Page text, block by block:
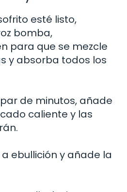
esté listo,
bomba,
para que se mezcle
y absorba todos los
de minutos, añade
caliente y las
ebullición y añade la